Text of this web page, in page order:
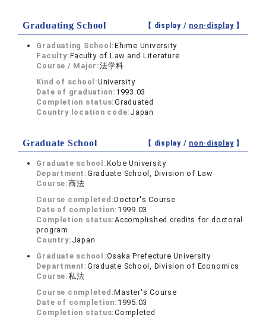
Graduating School 【 display / non-display】
Graduating School:Ehime University
Faculty:Faculty of Law and Literature
Course / Major:法学科
Kind of school:University
Date of graduation: 1993.03
Completion status:Graduated
Country location code: Japan
Graduate School 【 display / non-display】
Graduate school:Kobe University
Department:Graduate School, Division of Law
Course:商法
Course completed:Doctor's Course
Date of completion: 1999.03
Completion status:Accomplished credits for doctoral
program
Country: Japan
Graduate school:Osaka Prefecture University
Department:Graduate School, Division of Economics
Course:私法
Course completed:Master's Course
Date of completion: 1995.03
Completion status:Completed